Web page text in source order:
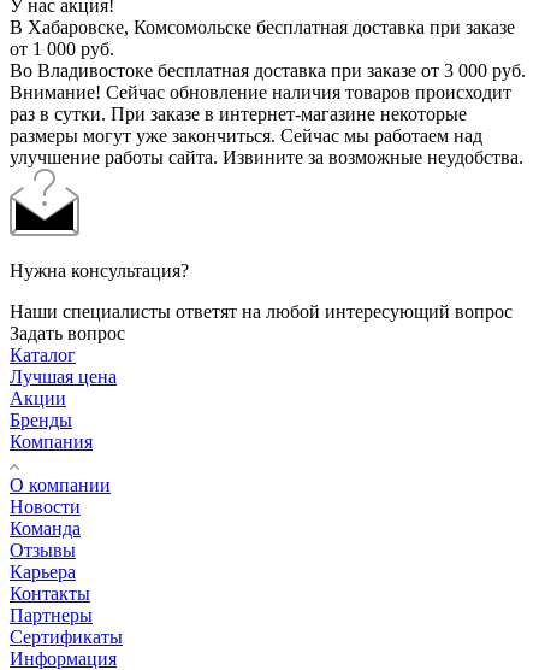
У нас акция!
В Хабаровске, Комсомольске бесплатная доставка при заказе
от 1 000 руб.
Во Владивостоке бесплатная доставка при заказе от 3 000 руб.
Внимание! Сейчас обновление наличия товаров происходит
раз в сутки. При заказе в интернет-магазине некоторые
размеры могут уже закончиться. Сейчас мы работаем над
улучшение работы сайта. Извините за возможные неудобства.
Нужна консультация?
Наши специалисты ответят на любой интересующий вопрос
Задать вопрос
Каталог
Лучшая цена
Акции
Бренды
Компания
О компании
Новости
Команда
Отзывы
Карьера
Контакты
Партнеры
Сертификаты
Информация